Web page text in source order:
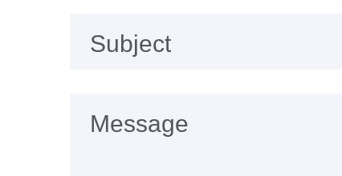
Subject
Message